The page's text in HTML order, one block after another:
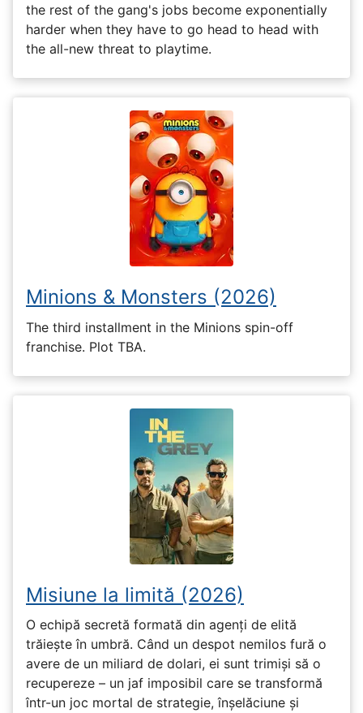
the rest of the gang's jobs become exponentially
harder when they have to go head to head with
the all-new threat to playtime.
Minions & Monsters (2026)
The third installment in the Minions spin-off
franchise. Plot TBA.
Misiune la limită (2026)
O echipă secretă formată din agenți de elită
trăiește în umbră. Când un despot nemilos fură o
avere de un miliard de dolari, ei sunt trimiși să o
recupereze – un jaf imposibil care se transformă
într-un joc mortal de strategie, înșelăciune și